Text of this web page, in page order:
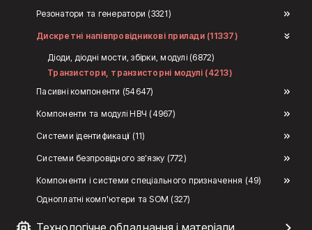
Резонатори та генератори (3321)
Дискретні напівпровідникові прилади (11337)
Діоди, діодні мости, збірки, модулі (6872)
Транзистори, транзисторні модулі (4213)
Пасивні компоненти (54647)
Компоненти та модулі НВЧ (4967)
Системи ідентификації (11)
Системи безпровідного зв'язку (772)
Компоненти і системи спеціального призначення (49)
Одноплатні комп'ютери та SOM (327)
Технологічне обладнання і матеріали